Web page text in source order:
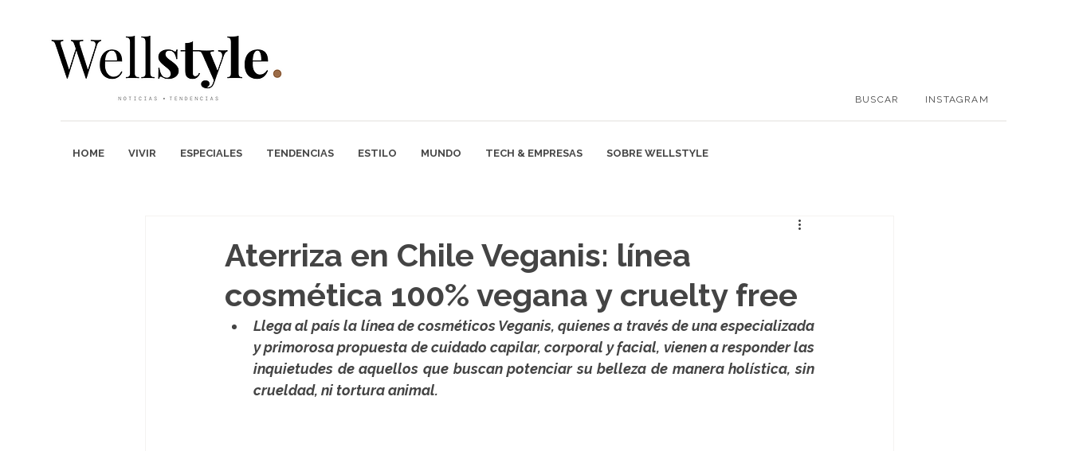
BUSCAR INSTAGRAM
HOME VIVIR ESPECIALES TENDENCIAS ESTILO MUNDO TECH & EMPRESAS SOBRE WELLSTYLE
Aterriza en Chile Veganis: línea
cosmética 100% vegana y cruelty free
Llega al país la línea de cosméticos Veganis, quienes a través de una especializada
y primorosa propuesta de cuidado capilar, corporal y facial, vienen a responder las
inquietudes de aquellos que buscan potenciar su belleza de manera holística, sin
crueldad, ni tortura animal.